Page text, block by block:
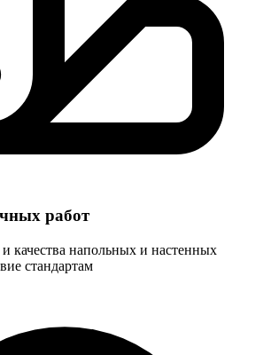
работ
качества напольных и настенных
стандартам